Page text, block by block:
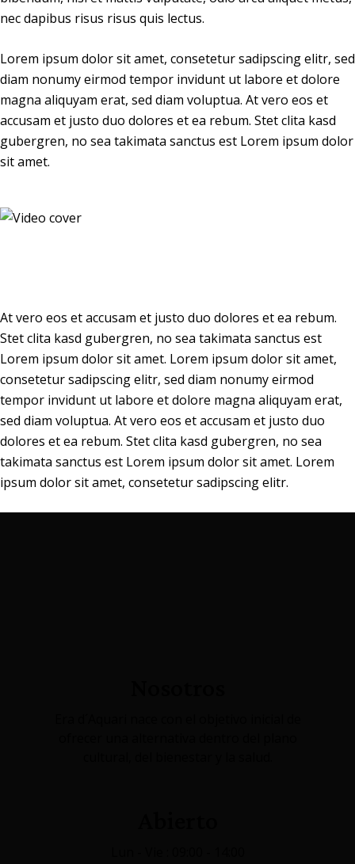
nec dapibus risus risus quis lectus.
Lorem ipsum dolor sit amet, consetetur sadipscing elitr, sed
diam nonumy eirmod tempor invidunt ut labore et dolore
magna aliquyam erat, sed diam voluptua. At vero eos et
accusam et justo duo dolores et ea rebum. Stet clita kasd
gubergren, no sea takimata sanctus est Lorem ipsum dolor
sit amet.
At vero eos et accusam et justo duo dolores et ea rebum.
Stet clita kasd gubergren, no sea takimata sanctus est
Lorem ipsum dolor sit amet. Lorem ipsum dolor sit amet,
consetetur sadipscing elitr, sed diam nonumy eirmod
tempor invidunt ut labore et dolore magna aliquyam erat,
sed diam voluptua. At vero eos et accusam et justo duo
dolores et ea rebum. Stet clita kasd gubergren, no sea
takimata sanctus est Lorem ipsum dolor sit amet. Lorem
ipsum dolor sit amet, consetetur sadipscing elitr.